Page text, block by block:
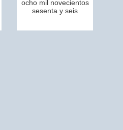
ocho mil novecientos
sesenta y seis